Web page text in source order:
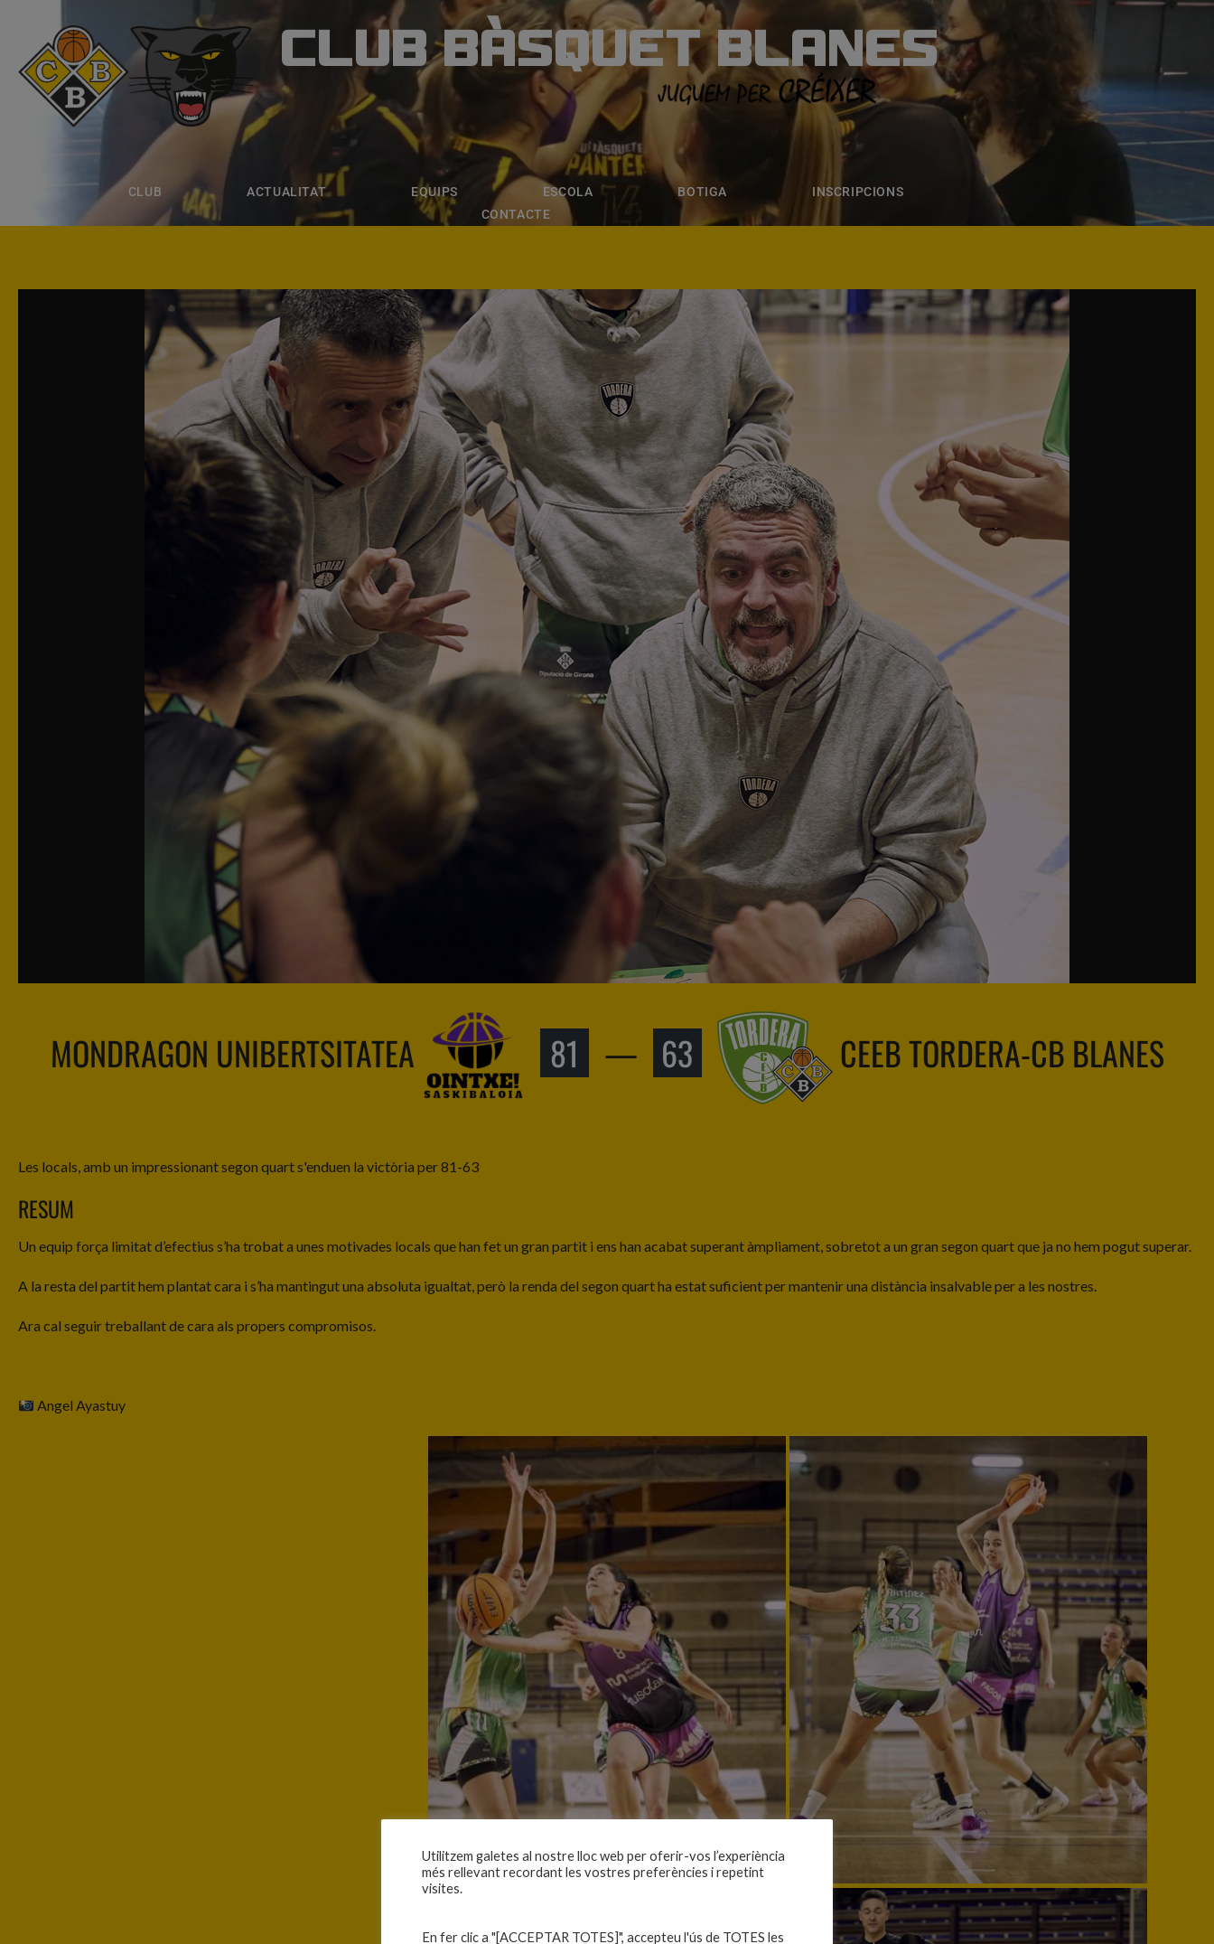
CLUB BÀSQUET BLANES
CLUB ACTUALITAT EQUIPS ESCOLA BOTIGA
INSCRIPCIONS
CONTACTE
CLUB BÀSQUET BLANES
ACTUALITAT ESCOLA BOTIGA INSCRIPCIONS
MONDRAGON UNIBERTSITATEA 81 — 63 CEEB TORDERA-CB BLANES
Les locals, amb un impressionant segon quart s'enduen la victòria per 81-63
RESUM
Un equip força limitat d’efectius s’ha trobat a unes motivades locals que han fet un gran partit i ens han acabat superant àmpliament, sobretot a un gran segon quart que ja no hem pogut superar.
A la resta del partit hem plantat cara i s’ha mantingut una absoluta igualtat, però la renda del segon quart ha estat suficient per mantenir una distància insalvable per a les nostres.
Ara cal seguir treballant de cara als propers compromisos.
Angel Ayastuy
Utilitzem galetes al nostre lloc web per oferir-vos l’experiència
més rellevant recordant les vostres preferències i repetint
visites.
En fer clic a "[ACCEPTAR TOTES]", accepteu l'ús de TOTES les